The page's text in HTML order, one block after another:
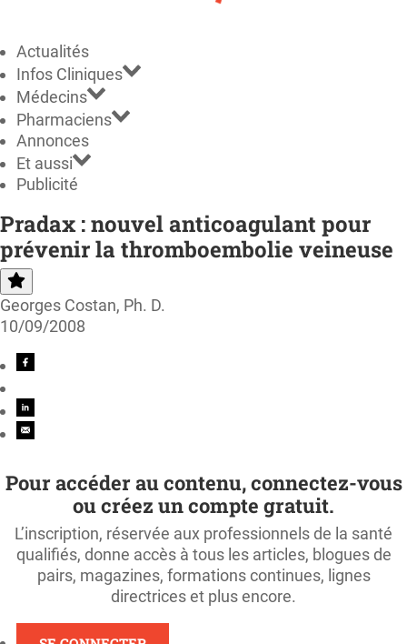
Actualités
Infos Cliniques
Médecins
Pharmaciens
Annonces
Et aussi
Publicité
Pradax : nouvel anticoagulant pour
prévenir la thromboembolie veineuse
Georges Costan, Ph. D.
10/09/2008
Pour accéder au contenu, connectez-vous
ou créez un compte gratuit.
L’inscription, réservée aux professionnels de la santé
qualifiés, donne accès à tous les articles, blogues de
pairs, magazines, formations continues, lignes
directrices et plus encore.